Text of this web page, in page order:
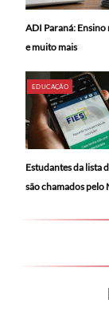
ADI Paraná: Ensino
e muito mais
EDUCAÇÃO
Estudantes da lista
são chamados pelo